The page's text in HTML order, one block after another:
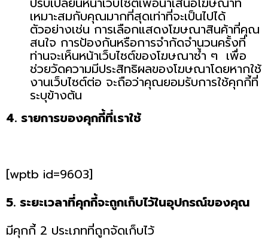
เหมาะสมกับคุณมากที่สุดเท่าที่จะเป็นไปได้
ตัวอย่างเช่น การเลือกแสดงโฆษณาสินค้าที่คุณ
สนใจ การป้องกันหรือการจำกัดจำนวนครั้งที่
ท่านจะเห็นหน้าเว็บไซต์ของโฆษณาซ้ำ ๆ เพื่อ
ช่วยวัดความมีประสิทธิผลของโฆษณาโดยหากใช้
งานเว็บไซต์ต่อ จะถือว่าคุณยอมรับการใช้คุกกี้ที่
ระบุข้างต้น
4. รายการของคุกกี้ที่เราใช้
[wptb id=9603]
5. ระยะเวลาที่คุกกี้จะถูกเก็บไว้ในอุปกรณ์ของคุณ
มีคุกกี้ 2 ประเภทที่ถูกจัดเก็บไว้